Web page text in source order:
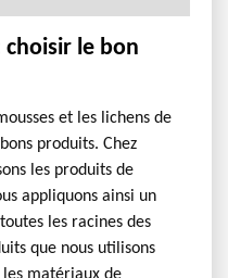
le bon
et les lichens de
produits. Chez
les produits de
appliquons ainsi un
les racines des
que nous utilisons